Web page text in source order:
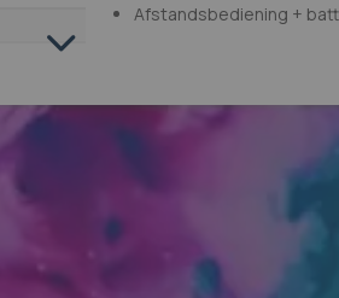
Afstandsbediening +